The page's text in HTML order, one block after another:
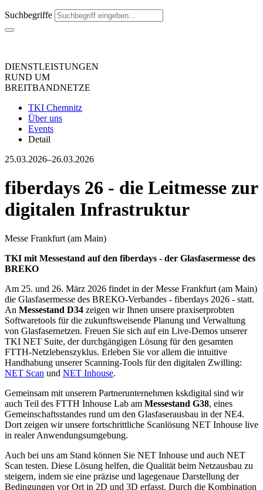
Suchbegriffe
DIENST­LEISTUNGEN
RUND UM
BREIT­BAND­NETZE
TKI Chemnitz
Über uns
Events
Detail
25.03.2026–26.03.2026
fiberdays 26 - die Leitmesse zur
digitalen Infrastruktur
Messe Frankfurt (am Main)
TKI mit Messestand auf den fiberdays - der Glasfasermesse des
BREKO
Am 25. und 26. März 2026 findet in der Messe Frankfurt (am Main)
die Glasfasermesse des BREKO-Verbandes - fiberdays 2026 - statt.
An Messestand D34 zeigen wir Ihnen unsere praxiserprobten
Softwaretools für die zukunftsweisende Planung und Verwaltung
von Glasfasernetzen. Freuen Sie sich auf ein Live-Demos unserer
TKI NET Suite, der durchgängigen Lösung für den gesamten
FTTH-Netzlebenszyklus. Erleben Sie vor allem die intuitive
Handhabung unserer Scanning-Tools für den digitalen Zwilling:
NET Scan und NET Inhouse.
Gemeinsam mit unserem Partnerunternehmen kskdigital sind wir
auch Teil des FTTH Inhouse Lab am Messestand G38, eines
Gemeinschaftsstandes rund um den Glasfaserausbau in der NE4.
Dort zeigen wir unsere fortschrittliche Scanlösung NET Inhouse live
in realer Anwendungsumgebung.
Auch bei uns am Stand können Sie NET Inhouse und auch NET
Scan testen. Diese Lösung helfen, die Qualität beim Netzausbau zu
steigern, indem sie eine präzise und lagegenaue Darstellung der
Bedingungen vor Ort in 2D und 3D erfasst. Durch die Kombination